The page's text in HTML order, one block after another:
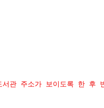
관 주소가 보이도록 한 후